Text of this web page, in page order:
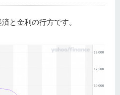
と金利の行方です。